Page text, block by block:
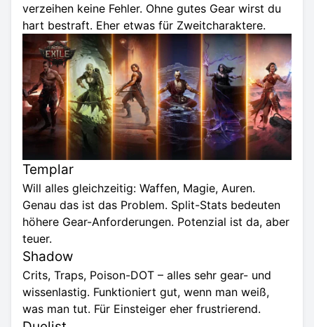
verzeihen keine Fehler. Ohne gutes Gear wirst du
hart bestraft. Eher etwas für Zweitcharaktere.
Templar
Will alles gleichzeitig: Waffen, Magie, Auren.
Genau das ist das Problem. Split-Stats bedeuten
höhere Gear-Anforderungen. Potenzial ist da, aber
teuer.
Shadow
Crits, Traps, Poison-DOT – alles sehr gear- und
wissenlastig. Funktioniert gut, wenn man weiß,
was man tut. Für Einsteiger eher frustrierend.